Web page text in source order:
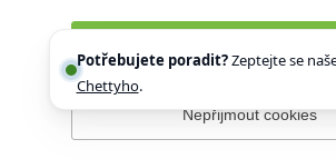
Prohlášení o přístupnosti Správce webu
Nepřijmout cookies
Potřebujete poradit?Zeptejte se
Chettyho.